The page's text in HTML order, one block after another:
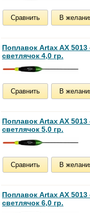
Сравнить В
Поплавок Artax AX
светлячок 4,0 гр.
Сравнить В
Поплавок Artax AX
светлячок 5,0 гр.
Сравнить В
Поплавок Artax AX
светлячок 6,0 гр.